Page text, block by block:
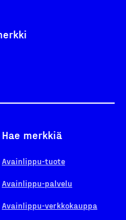
Hae merkkiä
Avainlippu-tuote
Avainlippu-palvelu
Avainlippu-verkkokauppa